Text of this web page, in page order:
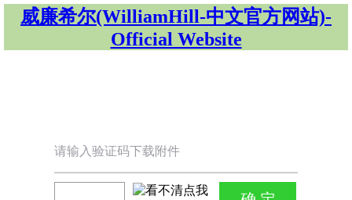
威廉希尔(WilliamHill-中文官方网站)-
Official Website
请输入验证码下载附件